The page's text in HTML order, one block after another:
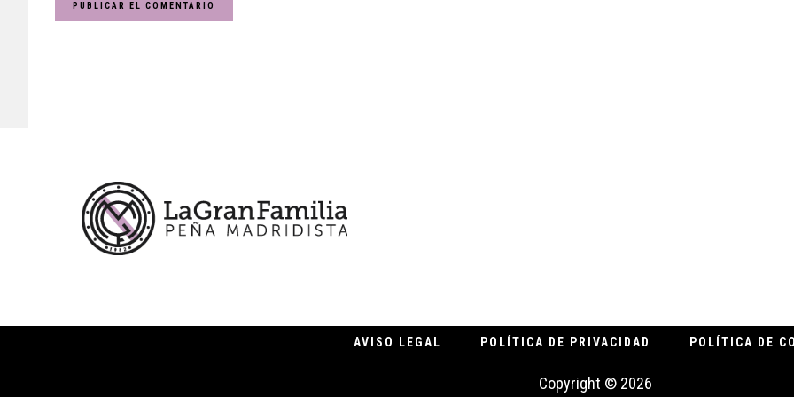
AVISO LEGAL POLÍTICA DE PRIVACIDAD POLÍTICA DE
Copyright © 2026